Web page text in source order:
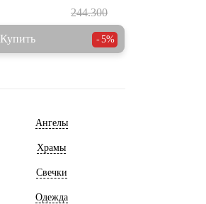
244.300
Купить 5%
Ангелы
Храмы
Свечки
Одежда